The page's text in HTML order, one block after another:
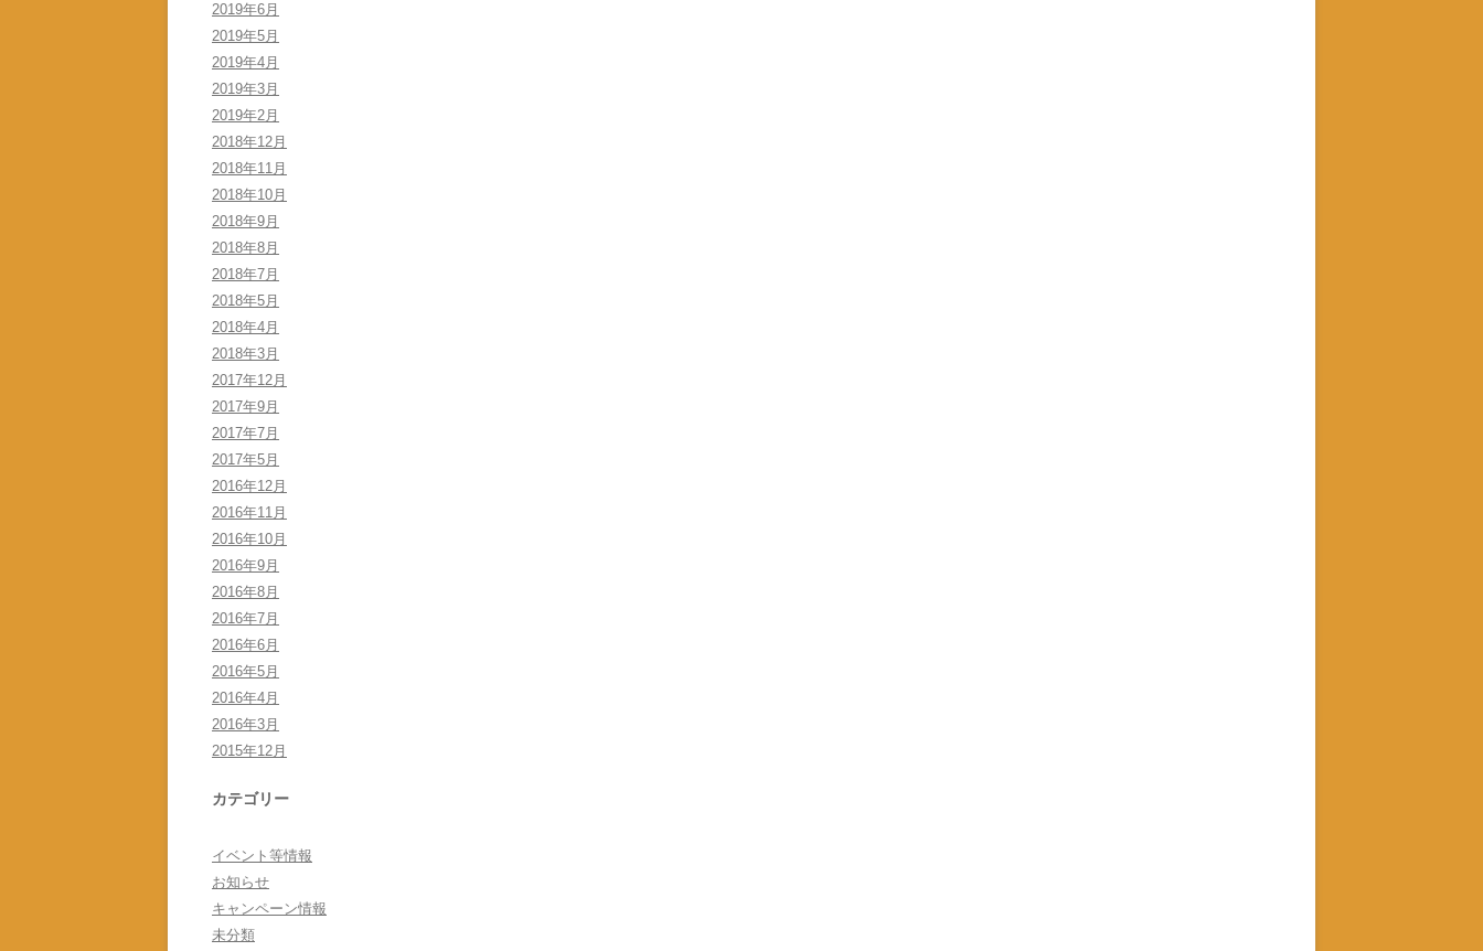
2019年6月
2019年5月
2019年4月
2019年3月
2019年2月
2018年12月
2018年11月
2018年10月
2018年9月
2018年8月
2018年7月
2018年5月
2018年4月
2018年3月
2017年12月
2017年9月
2017年7月
2017年5月
2016年12月
2016年11月
2016年10月
2016年9月
2016年8月
2016年7月
2016年6月
2016年5月
2016年4月
2016年3月
2015年12月
カテゴリー
イベント等情報
お知らせ
キャンペーン情報
未分類